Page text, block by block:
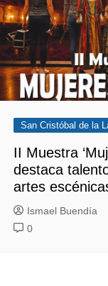
San Cristóbal de la
II Muestra
destaca
artes
Ismael Buendía
0